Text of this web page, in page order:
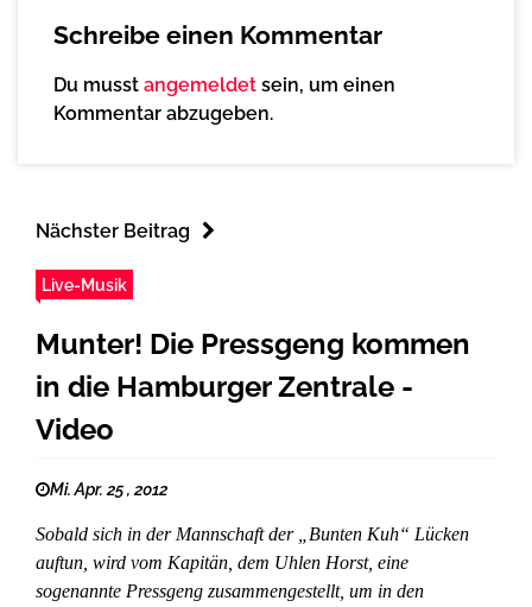
Schreibe einen Kommentar
Du musst angemeldet sein, um einen
Kommentar abzugeben.
Nächster Beitrag
Live-Musik
Munter! Die Pressgeng kommen
in die Hamburger Zentrale -
Video
Mi. Apr. 25 , 2012
Sobald sich in der Mannschaft der „Bunten Kuh“ Lücken
auftun, wird vom Kapitän, dem Uhlen Horst, eine
sogenannte Pressgeng zusammengestellt, um in den